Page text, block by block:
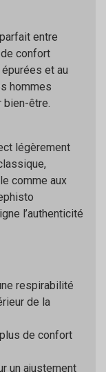
entre
confort
et au
hommes
bien-être.
légèrement
comme aux
l’authenticité
respirabilité
de la
de confort
un ajustement